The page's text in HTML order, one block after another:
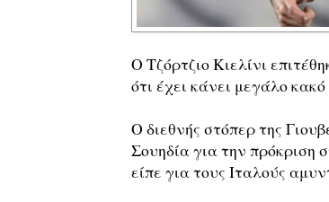
Ο Τζόρτζιο Κιελίνι
ότι έχει κάνει μεγάλο
Ο διεθνής στόπερ της
Σουηδία για την
είπε για τους Ιταλούς